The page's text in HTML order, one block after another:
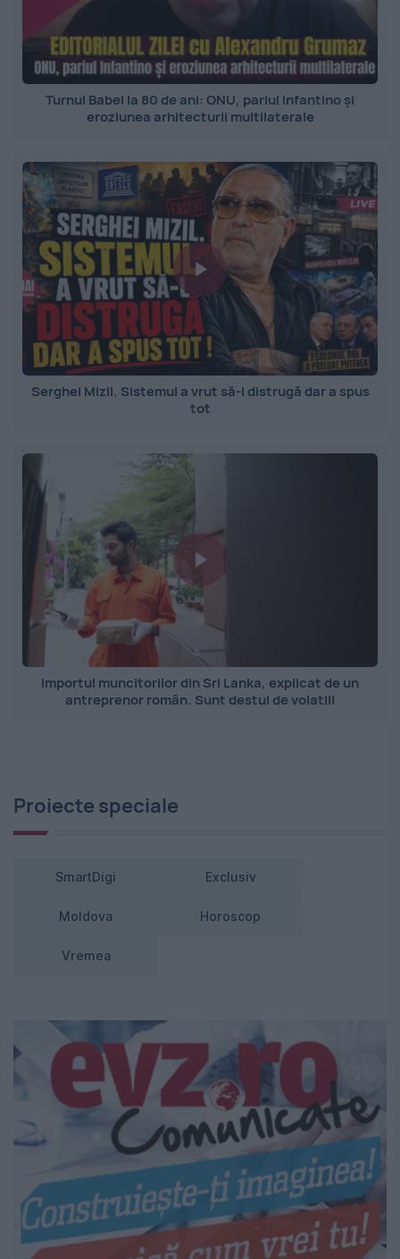
Turnul Babel la 80 de ani: ONU, pariul Infantino și
eroziunea arhitecturii multilaterale
Serghei Mizil. Sistemul a vrut să-l distrugă dar a spus
tot
Importul muncitorilor din Sri Lanka, explicat de un
antreprenor român. Sunt destul de volatili
Proiecte speciale
SmartDigi Exclusiv
Moldova Horoscop
Vremea